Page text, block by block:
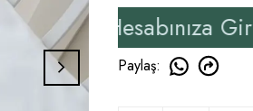
Giriş Yapınız.!
Paylaş: